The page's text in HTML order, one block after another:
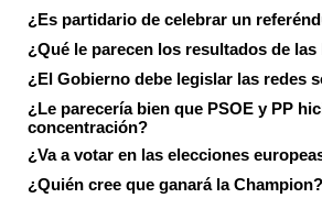
¿Es partidario de celebrar un
¿Qué le parecen los resultados de
¿El Gobierno debe legislar las redes
¿Le parecería bien que PSOE y PP
concentración?
¿Va a votar en las elecciones
¿Quién cree que ganará la Champion?